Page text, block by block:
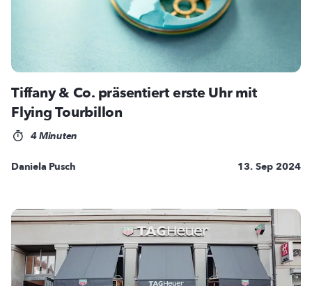
Tiffany & Co. präsentiert erste Uhr mit
Flying Tourbillon
4 Minuten
Daniela Pusch 13. Sep 2024